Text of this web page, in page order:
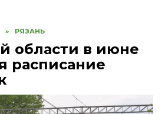
» РЯЗАНЬ
области в июне
расписание